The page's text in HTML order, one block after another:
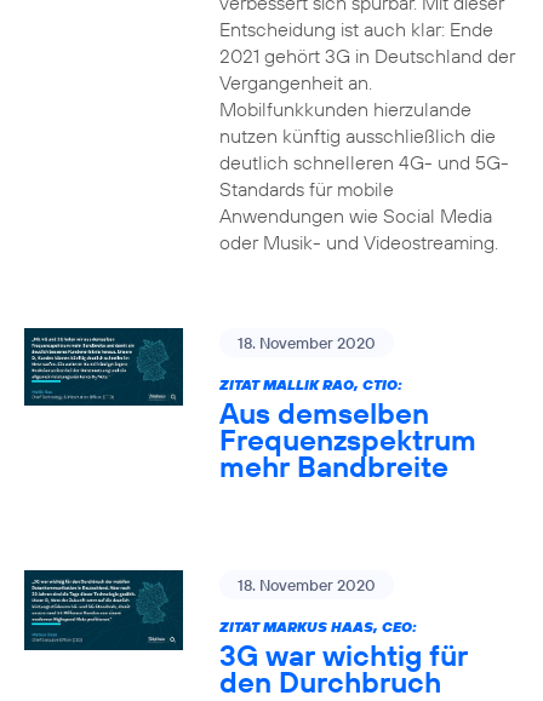
Entscheidung ist auch klar: Ende
2021 gehört 3G in Deutschland der
Vergangenheit an.
Mobilfunkkunden hierzulande
nutzen künftig ausschließlich die
deutlich schnelleren 4G- und 5G-
Standards für mobile
Anwendungen wie Social Media
oder Musik- und Videostreaming.
18. November 2020
ZITAT MALLIK RAO, CTIO:
Aus demselben
Frequenzspektrum
mehr Bandbreite
18. November 2020
ZITAT MARKUS HAAS, CEO:
3G war wichtig für
den Durchbruch